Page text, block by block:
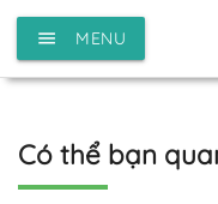
menu MENU
Có thể bạn